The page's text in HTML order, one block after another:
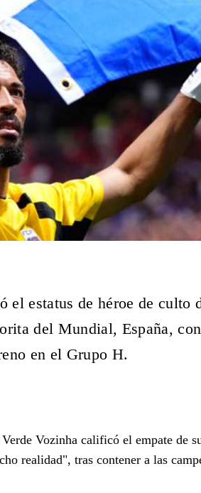
el estatus de héroe de culto
del Mundial, España,
en el Grupo H.
Vozinha calificó el empate de
realidad", tras contener a las